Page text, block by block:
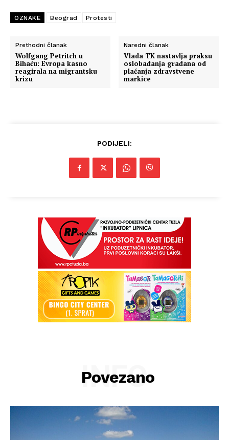
OZNAKE Beograd Protesti
Prethodni članak
Wolfgang Petritch u
Bihaću: Evropa kasno
reagirala na migrantsku
krizu
Naredni članak
Vlada TK nastavlja praksu
oslobađanja građana od
plaćanja zdravstvene
markice
PODIJELI:
Povezano
INFO